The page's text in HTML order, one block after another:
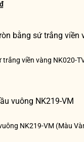
₫
viền vàng NK020-
NK219-VM (Màu